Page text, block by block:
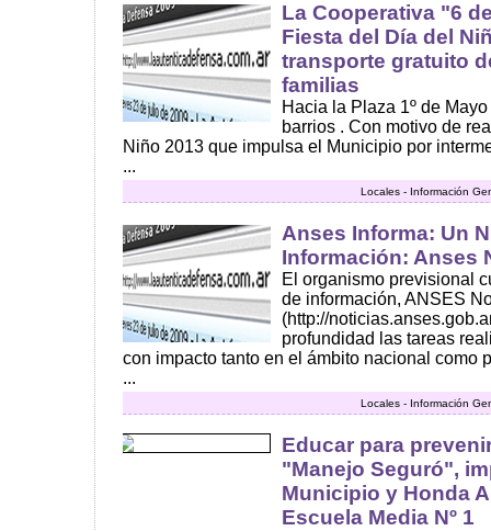
La Cooperativa "6
Fiesta del Día del
transporte gratuito
familias
Hacia la Plaza 1º de
barrios . Con motivo de
Niño 2013 que impulsa el Municipio por
...
Locales - Información
Anses Informa: Un
Información: Anses
El organismo previsional
de información, ANSES
(http://
profundidad las tareas
con impacto tanto en el ámbito nacional como
...
Locales - Información
Educar para
"Manejo Seguró",
Municipio y Honda
Escuela Media Nº 1